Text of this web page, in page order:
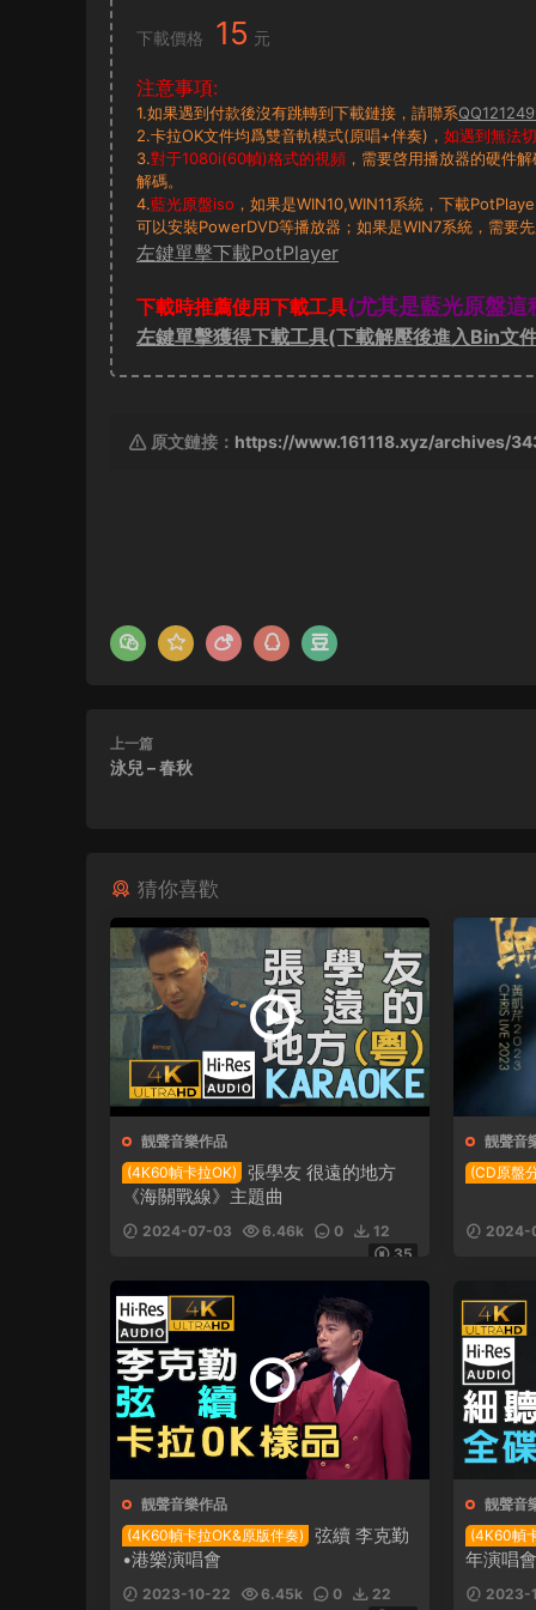
下載價格 15 元
注意事項:
1.如果遇到付款後沒有跳轉到下載鏈接，請聯系
2.卡拉OK文件均爲雙音軌模式(原唱+伴奏)， 如遇到無法
3.對于1080i(60幀)格式的視頻 ，需要啓用播放器的硬件
解碼。
4.藍光原盤iso ，如果是WIN10,WIN11系統，下載
可以安裝PowerDVD等播放器；如果是WIN7系統，需要
左鍵單擊下載PotPlayer
下載時推薦使用下載工具(尤其是藍光原盤
左鍵單擊獲得下載工具(下載解壓後進入Bin文
原文鏈接： https://www.161118.xyz/archives/
上一篇
泳兒 – 春秋
猜你喜歡
靓聲音樂作品
(4K60幀卡拉OK)
張學友 很遠的地方
《海關戰線》主題曲
2024-07-03 6.46k 0
12
35
靓聲音
(CD原盤
2024-
靓聲音樂作品
(4K60幀卡拉OK&原版伴奏)
弦續 李克勤
•港樂演唱會
2023-10-22 6.45k 0
22
靓聲音
(4K60幀
年演唱
2023-